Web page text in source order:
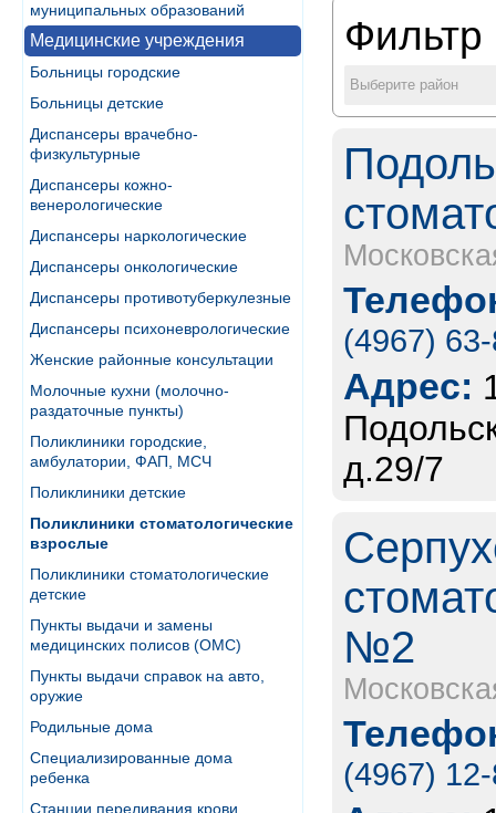
муниципальных образований
Медицинские учреждения
Больницы городские
Больницы детские
Диспансеры врачебно-
физкультурные
Диспансеры кожно-
венерологические
Диспансеры наркологические
Диспансеры онкологические
Диспансеры противотуберкулезные
Диспансеры психоневрологические
Женские районные консультации
Молочные кухни (молочно-
раздаточные пункты)
Поликлиники городские,
амбулатории, ФАП, МСЧ
Поликлиники детские
Поликлиники стоматологические
взрослые
Поликлиники стоматологические
детские
Пункты выдачи и замены
медицинских полисов (ОМС)
Пункты выдачи справок на авто,
оружие
Родильные дома
Специализированные дома
ребенка
Станции переливания крови
Фильтр
Выберите район
(4967)
Адрес:
д.29/7
№2
(4967)